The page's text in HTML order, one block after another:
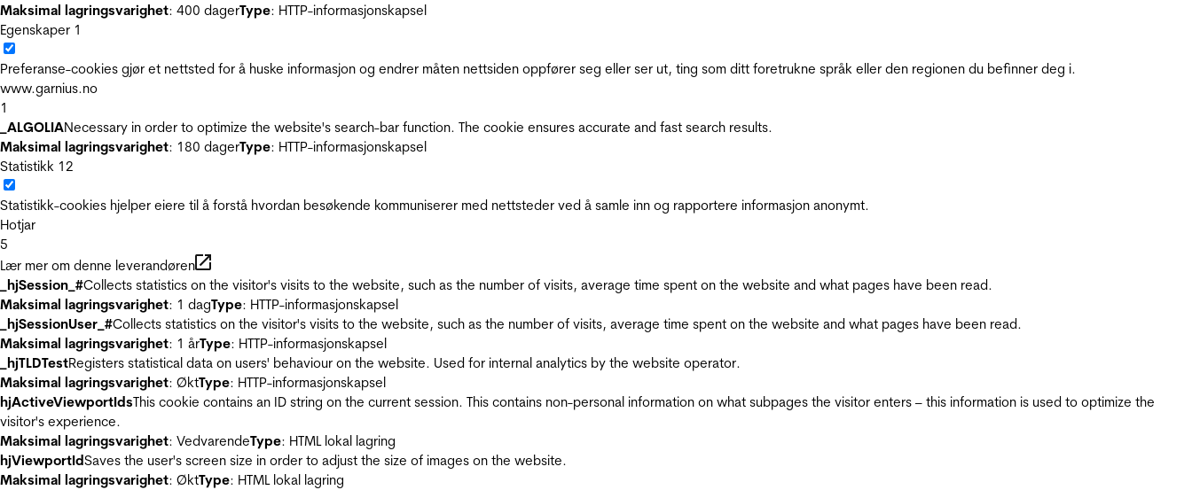
Maksimal lagringsvarighet: 400 dagerType: HTTP-informasjonskapsel
Egenskaper 1
Preferanse-cookies gjør et nettsted for å huske informasjon og endrer måten nettsiden oppfører seg eller ser ut, ting som ditt foretrukne språk eller den regionen du befinner deg i.
www.garnius.no
1
_ALGOLIANecessary in order to optimize the website's search-bar function. The cookie ensures accurate and fast search results.
Maksimal lagringsvarighet: 180 dagerType: HTTP-informasjonskapsel
Statistikk 12
Statistikk-cookies hjelper eiere til å forstå hvordan besøkende kommuniserer med nettsteder ved å samle inn og rapportere informasjon anonymt.
Hotjar
5
Lær mer om denne leverandøren
_hjSession_#Collects statistics on the visitor's visits to the website, such as the number of visits, average time spent on the website and what pages have been read.
Maksimal lagringsvarighet: 1 dagType: HTTP-informasjonskapsel
_hjSessionUser_#Collects statistics on the visitor's visits to the website, such as the number of visits, average time spent on the website and what pages have been read.
Maksimal lagringsvarighet: 1 årType: HTTP-informasjonskapsel
_hjTLDTestRegisters statistical data on users' behaviour on the website. Used for internal analytics by the website operator.
Maksimal lagringsvarighet: ØktType: HTTP-informasjonskapsel
hjActiveViewportIdsThis cookie contains an ID string on the current session. This contains non-personal information on what subpages the visitor enters – this information is used to optimize the
visitor's experience.
Maksimal lagringsvarighet: VedvarendeType: HTML lokal lagring
hjViewportIdSaves the user's screen size in order to adjust the size of images on the website.
Maksimal lagringsvarighet: ØktType: HTML lokal lagring